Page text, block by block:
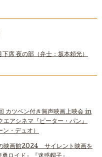
下席 夜の部（弁士：坂本頼光）
カツベン付き無声映画上映会 in
アシネマ『ピーター・パン』
・デュオ）
の映画館2024 サイレント映画を